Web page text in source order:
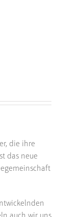
die ihre
das neue